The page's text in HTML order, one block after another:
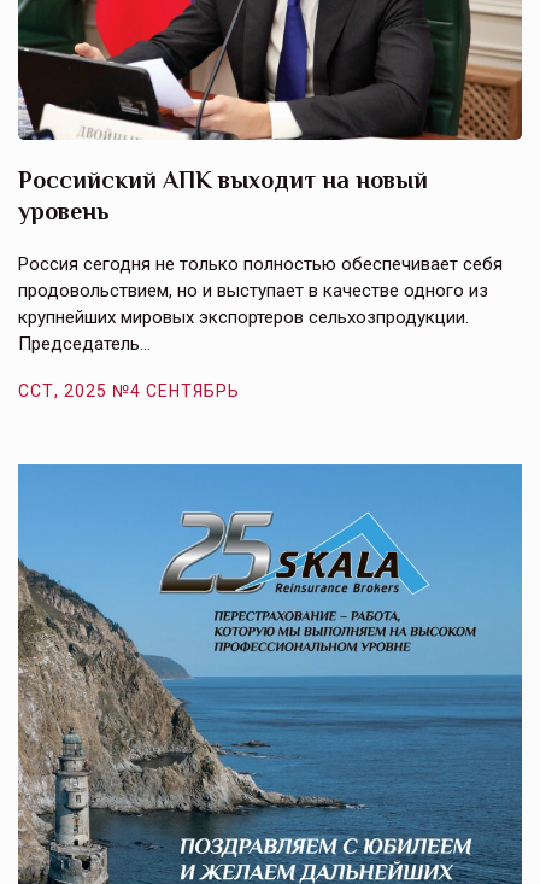
Российский АПК выходит на новый
уровень
Россия сегодня не только полностью обеспечивает себя
продовольствием, но и выступает в качестве одного из
крупнейших мировых экспортеров сельхозпродукции.
Председатель…
ССТ, 2025 №4 СЕНТЯБРЬ